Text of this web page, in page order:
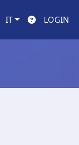
IT LOGIN